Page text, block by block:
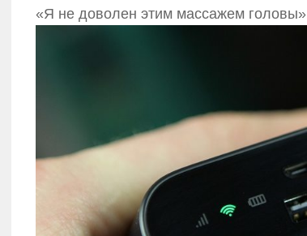
«Я не доволен этим массажем головы»